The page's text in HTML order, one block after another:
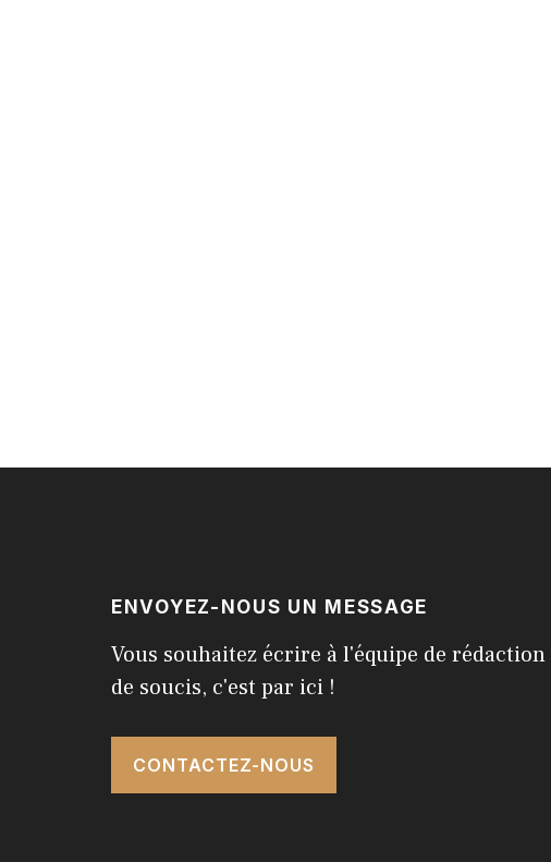
ENVOYEZ-NOUS UN MESSAGE
Vous souhaitez écrire à l'équipe de rédaction
de soucis, c'est par ici !
CONTACTEZ-NOUS